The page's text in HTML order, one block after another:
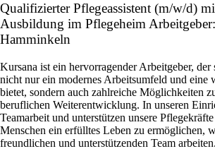
Qualifizierter Pflegeassistent (m/w/d)
Ausbildung im Pflegeheim
Hamminkeln
Kursana ist ein hervorragender Arbeitgeber, der
nicht nur ein modernes Arbeitsumfeld und eine
bietet, sondern auch zahlreiche Möglichkeiten
beruflichen Weiterentwicklung. In unseren
Teamarbeit und unterstützen unsere
Menschen ein erfülltes Leben zu ermöglichen,
freundlichen und unterstützenden Team arbeiten.